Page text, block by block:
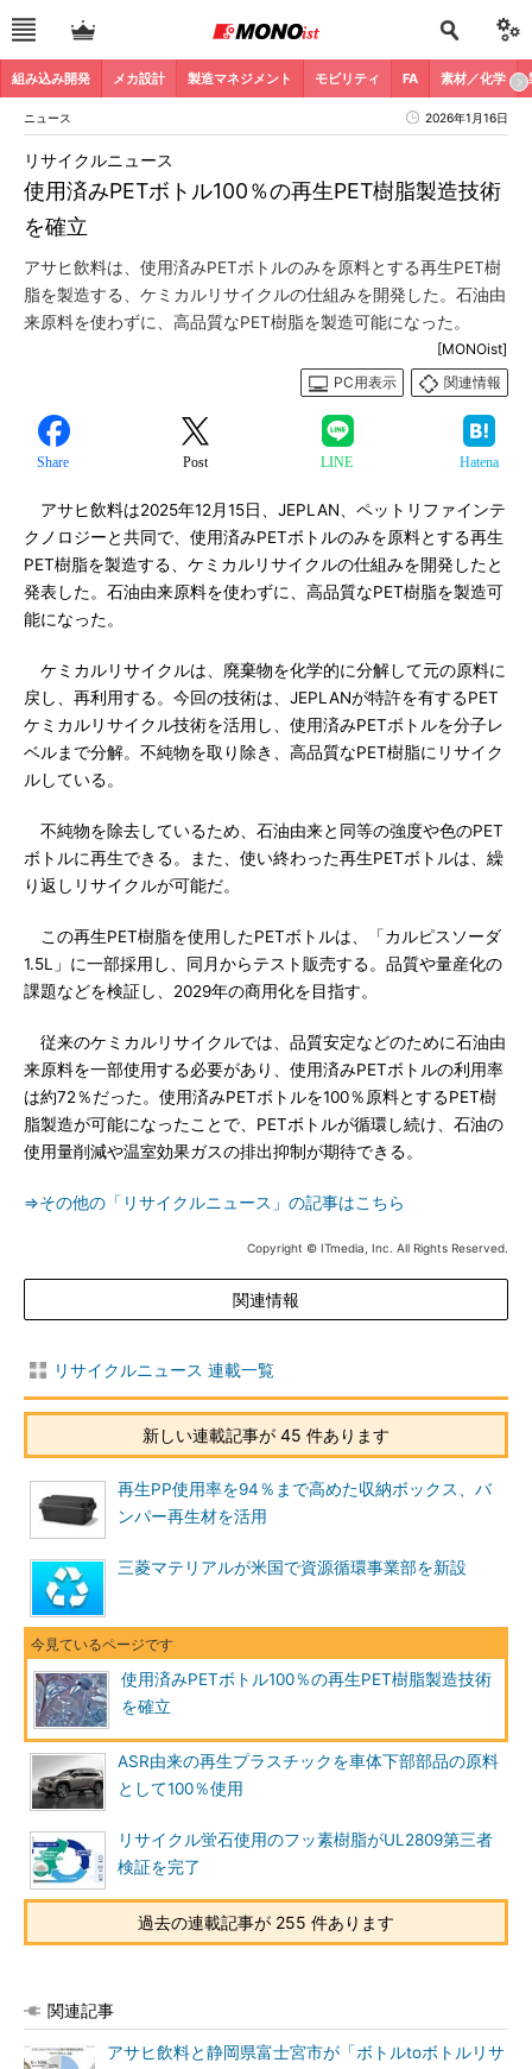
組み込み開発 メカ設計 製造マネジメント モビリティ FA 素材／化学
ニュース 2026年1月16日
使用済みPETボトル100％の再生PET樹脂製造技術
を確立
リサイクルニュース
アサヒ飲料は、使用済みPETボトルのみを原料とする再生PET樹
脂を製造する、ケミカルリサイクルの仕組みを開発した。石油由
来原料を使わずに、高品質なPET樹脂を製造可能になった。
[MONOist]
PC用表示
関連情報
Share Post LINE Hatena
アサヒ飲料は2025年12月15日、JEPLAN、ペットリファインテ
クノロジーと共同で、使用済みPETボトルのみを原料とする再生
PET樹脂を製造する、ケミカルリサイクルの仕組みを開発したと
発表した。石油由来原料を使わずに、高品質なPET樹脂を製造可
能になった。
ケミカルリサイクルは、廃棄物を化学的に分解して元の原料に
戻し、再利用する。今回の技術は、JEPLANが特許を有するPET
ケミカルリサイクル技術を活用し、使用済みPETボトルを分子レ
ベルまで分解。不純物を取り除き、高品質なPET樹脂にリサイク
ルしている。
不純物を除去しているため、石油由来と同等の強度や色のPET
ボトルに再生できる。また、使い終わった再生PETボトルは、繰
り返しリサイクルが可能だ。
この再生PET樹脂を使用したPETボトルは、「カルピスソーダ
1.5L」に一部採用し、同月からテスト販売する。品質や量産化の
課題などを検証し、2029年の商用化を目指す。
従来のケミカルリサイクルでは、品質安定などのために石油由
来原料を一部使用する必要があり、使用済みPETボトルの利用率
は約72％だった。使用済みPETボトルを100％原料とするPET樹
脂製造が可能になったことで、PETボトルが循環し続け、石油の
使用量削減や温室効果ガスの排出抑制が期待できる。
⇒その他の「リサイクルニュース」の記事はこちら
Copyright © ITmedia, Inc. All Rights Reserved.
関連情報
リサイクルニュース 連載一覧
新しい連載記事が 45 件あります
再生PP使用率を94％まで高めた収納ボックス、バ
ンパー再生材を活用
三菱マテリアルが米国で資源循環事業部を新設
使用済みPETボトル100％の再生PET樹脂製造技術
を確立
ASR由来の再生プラスチックを車体下部部品の原料
として100％使用
リサイクル蛍石使用のフッ素樹脂がUL2809第三者
検証を完了
過去の連載記事が 255 件あります
関連記事
アサヒ飲料と静岡県富士宮市が「ボトルtoボトルリサ